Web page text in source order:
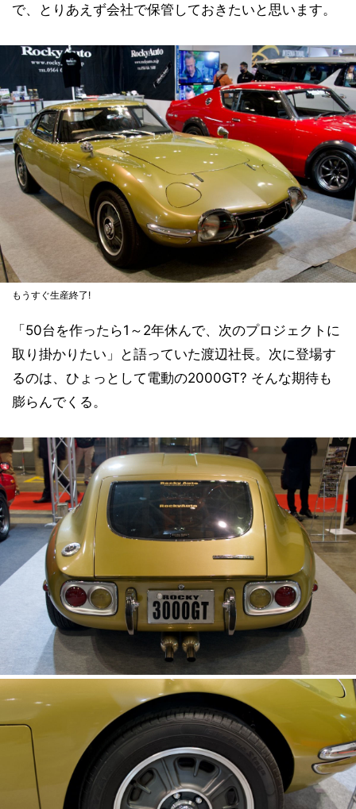
で、とりあえず会社で保管しておきたいと思います。
もうすぐ生産終了!
「50台を作ったら1～2年休んで、次のプロジェクトに
取り掛かりたい」と語っていた渡辺社長。次に登場す
るのは、ひょっとして電動の2000GT? そんな期待も
膨らんでくる。